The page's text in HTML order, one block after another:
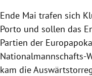
Ende Mai trafen sich
Porto und sollen das
Partien der
Nationalmannschafts-
kam die